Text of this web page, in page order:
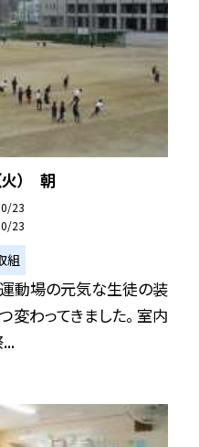
火） 朝
23
23
組
動場の元気な生徒の装
変わってきました。 室内